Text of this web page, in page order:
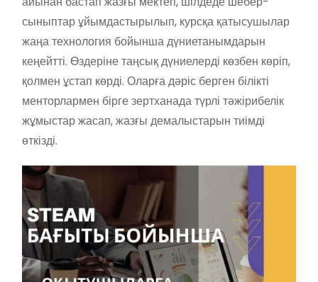
сыныптар ұйымдастырылып, курсқа қатысушылар
жаңа технология бойынша дүниетанымдарын
кеңейтті. Өздеріне таңсық дүниелерді көзбен көріп,
қолмен ұстап көрді. Оларға дәріс берген білікті
менторлармен бірге зертханада түрлі тәжірибелік
жұмыстар жасап, жазғы демалыстарын тиімді
өткізді.